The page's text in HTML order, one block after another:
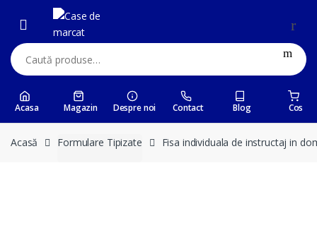
navigation
content
Caută:
Acasa Magazin Despre noi Contact Blog Cos
Acasă Formulare Tipizate Fisa individuala de instructaj in